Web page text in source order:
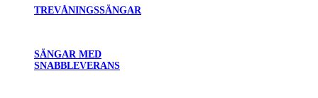
TREVÅNINGSSÄNGAR
SÄNGAR MED
SNABBLEVERANS